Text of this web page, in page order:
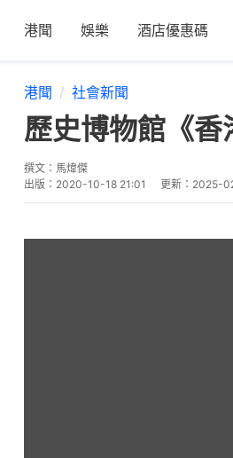
港聞 娛樂 酒店優惠碼
港聞 社會新聞
歷史博物館《
撰文： 馬煒傑
出版： 2020-10-18 21:01 更新： 2025-